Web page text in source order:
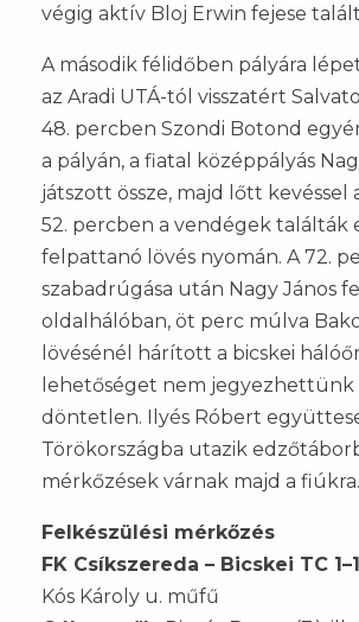
végig aktív Bloj Erwin fejese
A második félidőben pályára
az Aradi UTÁ-tól visszatért
48. percben Szondi Botond
a pályán, a fiatal középpályás
játszott össze, majd lőtt kevéssel
52. percben a vendégek találták
felpattanó lövés nyomán. A 72.
szabadrúgása után Nagy János
oldalhálóban, öt perc múlva
lövésénél hárított a bicskei
lehetőséget nem jegyezhettünk
döntetlen. Ilyés Róbert
Törökországba utazik
mérkőzések várnak majd a fiúkra.
Felkészülési mérkőzés
FK Csíkszereda – Bicskei TC 1–1
Kós Károly u. műfű